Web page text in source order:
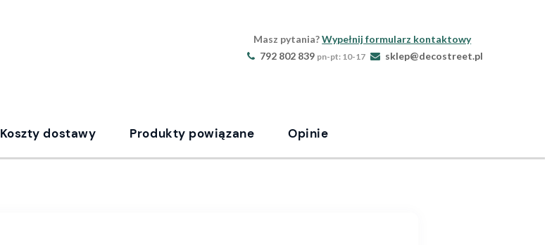
Masz pytania?Wypełnij formularz kontaktowy
792 802 839 pn-pt: 10-17 sklep@decostreet.pl
Koszty dostawy Produkty powiązane Opinie